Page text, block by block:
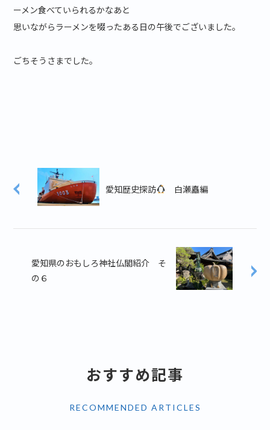
ーメン食べていられるかなあと
思いながらラーメンを啜ったある日の午後でございました。
ごちそうさまでした。
愛知歴史探訪 白瀬矗編
愛知県のおもしろ神社仏閣紹介 そ
の６
おすすめ記事
RECOMMENDED ARTICLES